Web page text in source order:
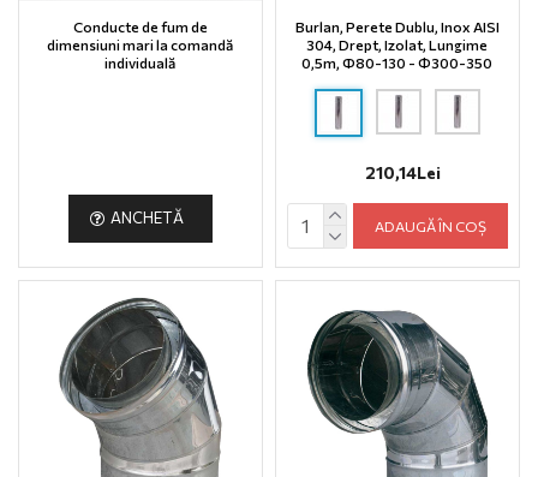
Conducte de fum de
dimensiuni mari la comandă
individuală
ANCHETĂ
Burlan, Perete Dublu, Inox AISI
304, Drept, Izolat, Lungime
0,5m, Ф80-130 - Φ300-350
210,14Lei
ADAUGĂ ÎN COȘ